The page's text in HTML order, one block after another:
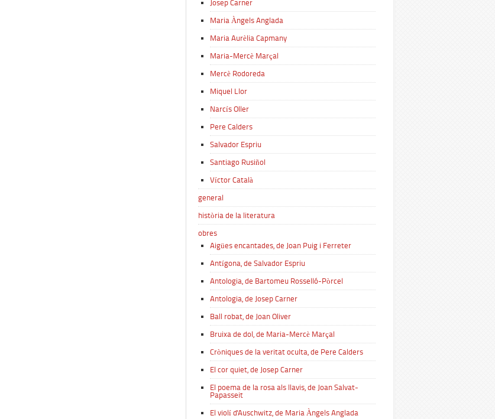
Josep Carner
Maria Àngels Anglada
Maria Aurèlia Capmany
Maria-Mercè Marçal
Mercè Rodoreda
Miquel Llor
Narcís Oller
Pere Calders
Salvador Espriu
Santiago Rusiñol
Víctor Català
general
història de la literatura
obres
Aigües encantades, de Joan Puig i Ferreter
Antígona, de Salvador Espriu
Antologia, de Bartomeu Rosselló-Pòrcel
Antologia, de Josep Carner
Ball robat, de Joan Oliver
Bruixa de dol, de Maria-Mercè Marçal
Cròniques de la veritat oculta, de Pere Calders
El cor quiet, de Josep Carner
El poema de la rosa als llavis, de Joan Salvat-
Papasseit
El violí d'Auschwitz, de Maria Àngels Anglada